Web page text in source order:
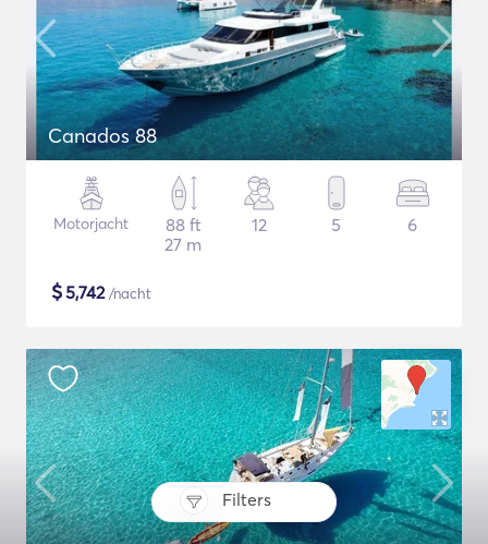
Filters
Canados 88
Motorjacht
88 ft
27 m
12 5 6
$5,742/nacht